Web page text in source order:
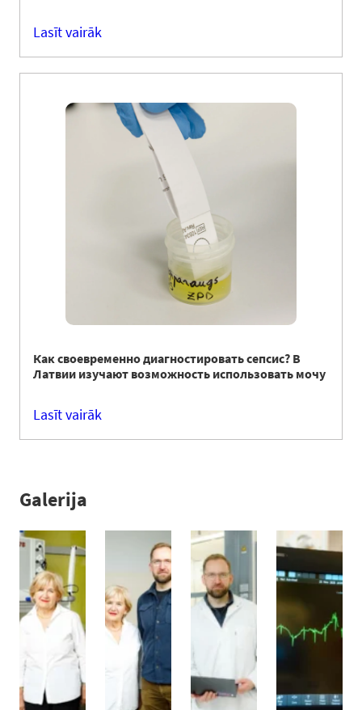
Lasīt vairāk
Как своевременно диагностировать сепсис? В
Латвии изучают возможность использовать мочу
Lasīt vairāk
Galerija